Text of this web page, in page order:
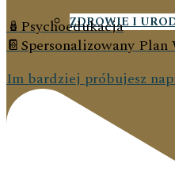
ZDROWIE I
🪆Psychoedukacja
📔Spersonalizowany
Im bardziej próbujesz